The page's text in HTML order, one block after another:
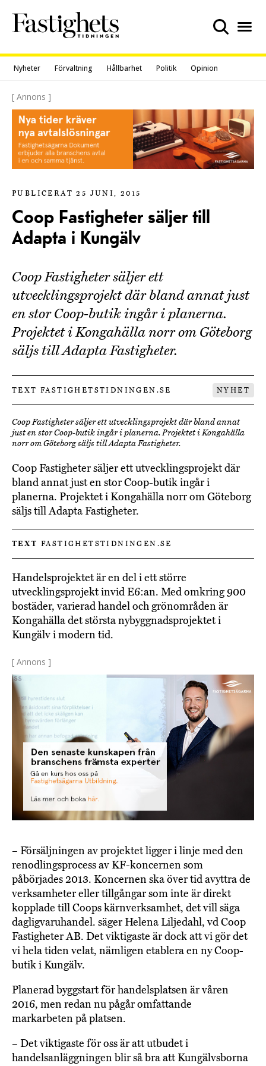
content
Nyheter Förvaltning Hållbarhet Politik Opinion
[ Annons ]
PUBLICERAT 25 JUNI, 2015
Coop Fastigheter säljer till
Adapta i Kungälv
Coop Fastigheter säljer ett
utvecklingsprojekt där bland annat just
en stor Coop-butik ingår i planerna.
Projektet i Kongahälla norr om Göteborg
säljs till Adapta Fastigheter.
TEXT FASTIGHETSTIDNINGEN.SE NYHET
Coop Fastigheter säljer ett utvecklingsprojekt där bland annat
just en stor Coop-butik ingår i planerna. Projektet i Kongahälla
norr om Göteborg säljs till Adapta Fastigheter.
Coop Fastigheter säljer ett utvecklingsprojekt där
bland annat just en stor Coop-butik ingår i
planerna. Projektet i Kongahälla norr om Göteborg
säljs till Adapta Fastigheter.
TEXT FASTIGHETSTIDNINGEN.SE
Handelsprojektet är en del i ett större
utvecklingsprojekt invid E6:an. Med omkring 900
bostäder, varierad handel och grönområden är
Kongahälla det största nybyggnadsprojektet i
Kungälv i modern tid.
[ Annons ]
– Försäljningen av projektet ligger i linje med den
renodlingsprocess av KF-koncernen som
påbörjades 2013. Koncernen ska över tid avyttra de
verksamheter eller tillgångar som inte är direkt
kopplade till Coops kärnverksamhet, det vill säga
dagligvaruhandel. säger Helena Liljedahl, vd Coop
Fastigheter AB. Det viktigaste är dock att vi gör det
vi hela tiden velat, nämligen etablera en ny Coop-
butik i Kungälv.
Planerad byggstart för handelsplatsen är våren
2016, men redan nu pågår omfattande
markarbeten på platsen.
– Det viktigaste för oss är att utbudet i
handelsanläggningen blir så bra att Kungälvsborna